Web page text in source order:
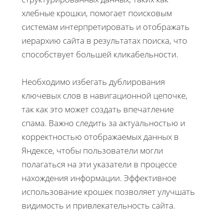
хлебные крошки, помогает поисковым
системам интерпретировать и отображать
иерархию сайта в результатах поиска, что
способствует большей кликабельности.
Необходимо избегать дублирования
ключевых слов в навигационной цепочке,
так как это может создать впечатление
спама. Важно следить за актуальностью и
корректностью отображаемых данных в
Яндексе, чтобы пользователи могли
полагаться на эти указатели в процессе
нахождения информации. Эффективное
использование крошек позволяет улучшать
видимость и привлекательность сайта.